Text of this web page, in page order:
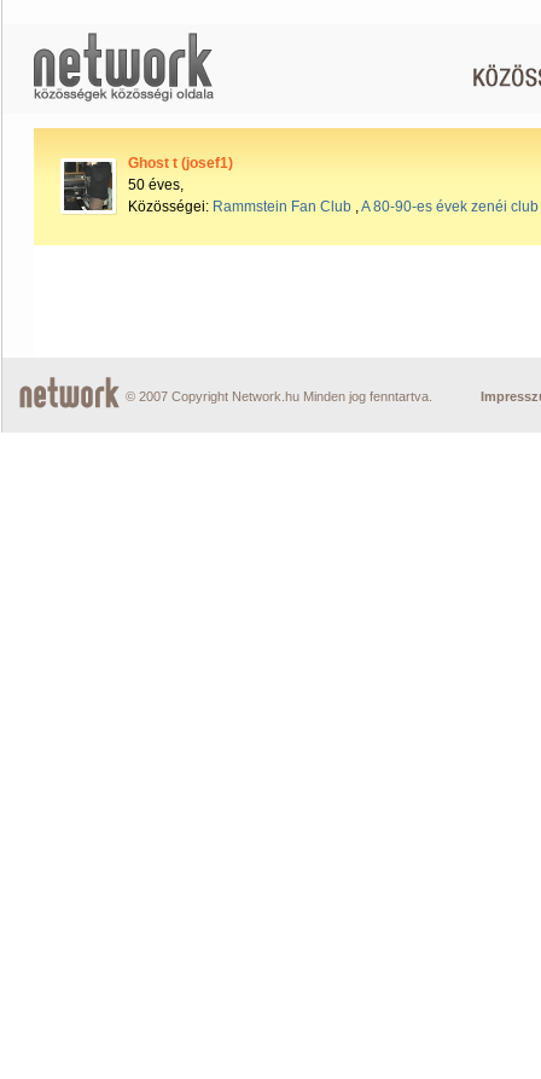
Ghost t (josef1)
50 éves,
Közösségei: Rammstein Fan Club ,A 80-90-es évek zenéi club
© 2007 Copyright Network.hu Minden jog fenntartva.